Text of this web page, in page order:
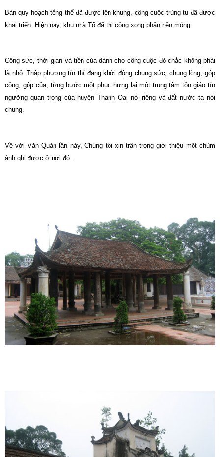
Bản quy hoạch tổng thể đã được lên khung, công cuộc trùng tu đã được
khai triển. Hiện nay, khu nhà Tổ đã thi công xong phần nền móng.
Công sức, thời gian và tiền của dành cho công cuộc đó chắc không phải
là nhỏ. Thập phương tín thí đang khởi động chung sức, chung lòng, góp
công, góp của, từng bước một phục hưng lại một trung tâm tôn giáo tín
ngưỡng quan trọng của huyện Thanh Oai nói riêng và đất nước ta nói
chung.
Về với Văn Quán lần này, Chúng tôi xin trân trọng giới thiệu một chùm
ảnh ghi được ở nơi đó.